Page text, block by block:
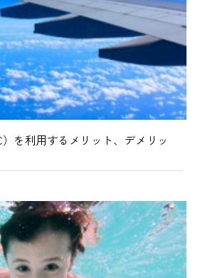
を利用するメリット、デメリッ